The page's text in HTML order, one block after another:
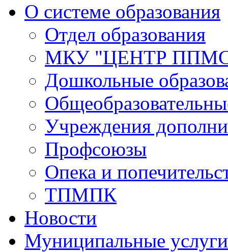
О системе образования
Отдел образования
МКУ "ЦЕНТР
Дошкольные
Учреждения
Профсоюзы
Опека и
ТПМПК
Новости
Муниципальные услуги